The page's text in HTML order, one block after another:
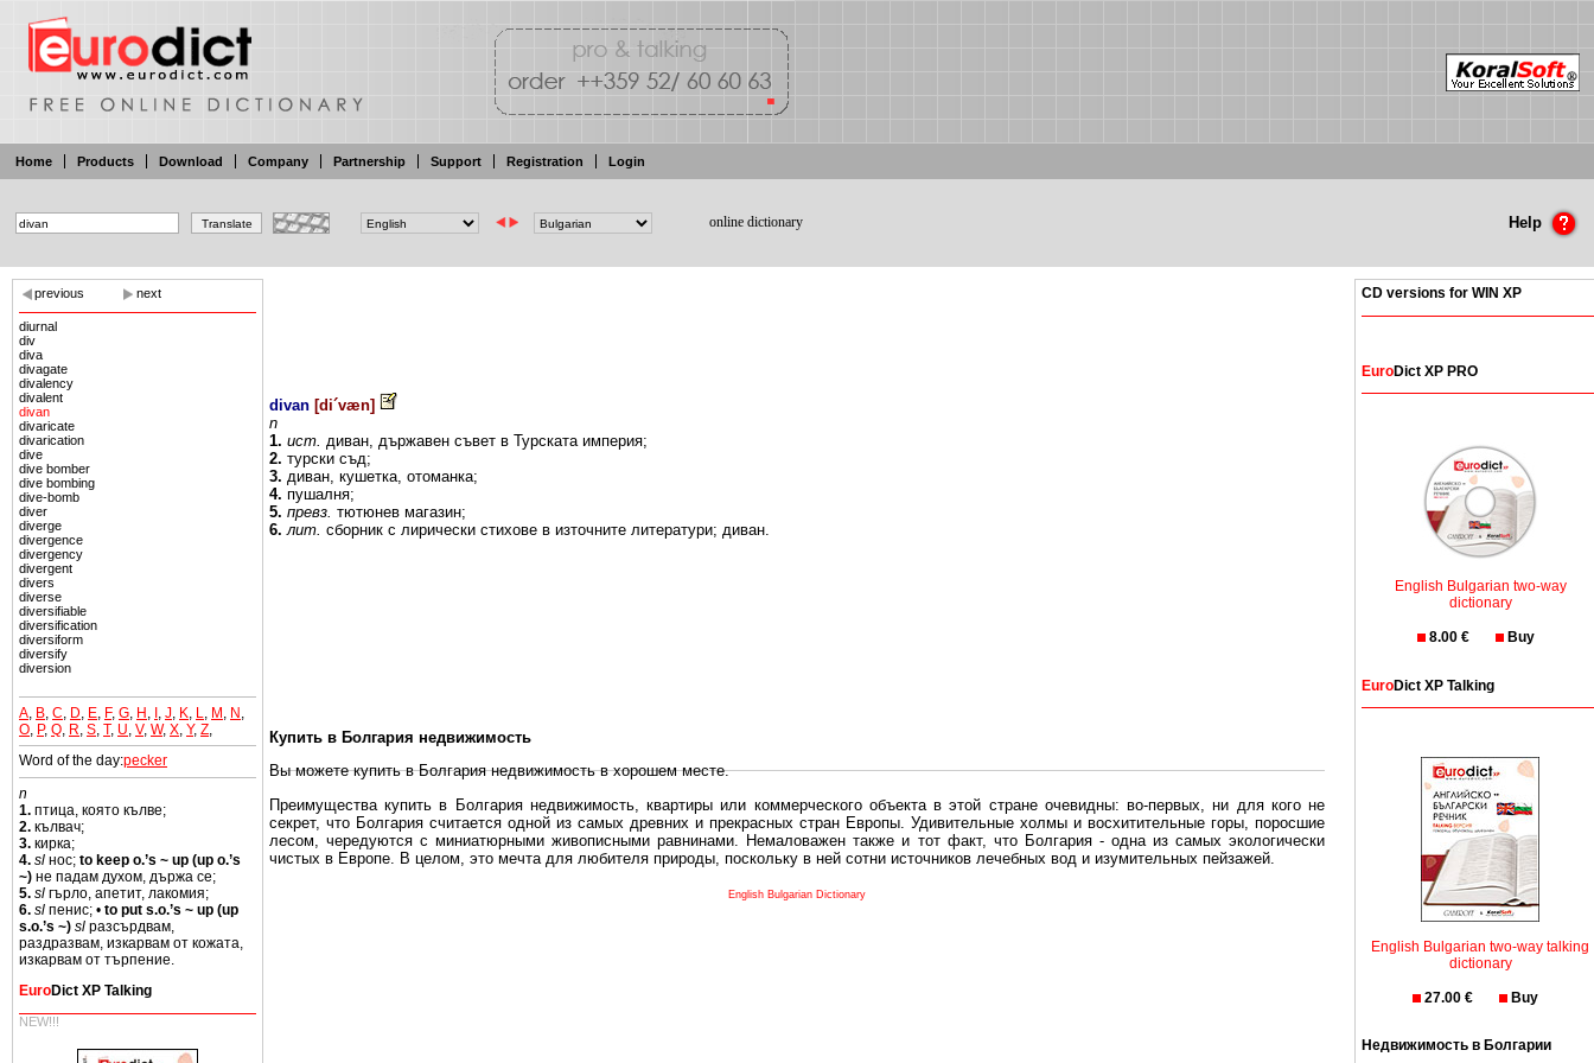
Home Products Download Company Partnership Support Registration Login
online dictionary Help
previous next
diurnal
div
diva
divagate
divalency
divalent
divan
divaricate
divarication
dive
dive bomber
dive bombing
dive-bomb
diver
diverge
divergence
divergency
divergent
divers
diverse
diversifiable
diversification
diversiform
diversify
diversion
A B C D E F, G H I J K L M N
O P, Q R S T, U V, W, X Y, Z
Word of the day:pecker
n
1. птица, която кълве;
2. кълвач;
3. кирка;
4. sl нос; to keep o.’s ~ up (up o.’s
~) не падам духом, държа се;
5. sl гърло, апетит, лакомия;
6. sl пенис; • to put s.o.’s ~ up (up
s.o.’s ~) sl разсърдвам,
раздразвам, изкарвам от кожата,
изкарвам от търпение.
EuroDict XP Talking
NEW!!!
divan [di´væn]
n
1. ист. диван, държавен съвет в Турската империя;
2. турски съд;
3. диван, кушетка, отоманка;
4. пушалня;
5. превз. тютюнев магазин;
6. лит. сборник с лирически стихове в източните литератури; диван.
Купить в Болгария недвижимость
Вы можете купить в Болгария недвижимость в хорошем месте.
Преимущества купить в Болгария недвижимость, квартиры или коммерческого объекта в этой стране очевидны: во-первых, ни для кого не
секрет, что Болгария считается одной из самых древних и прекрасных стран Европы. Удивительные холмы и восхитительные горы, поросшие
лесом, чередуются с миниатюрными живописными равнинами. Немаловажен также и тот факт, что Болгария - одна из самых экологически
чистых в Европе. В целом, это мечта для любителя природы, поскольку в ней сотни источников лечебных вод и изумительных пейзажей.
Еще одно существенное преимущество в плане купить в Болгария недвижимость заключено в том, что Болгария безопасная страна - в ней
English Bulgarian Dictionary
CD versions for WIN XP
EuroDict XP PRO
English Bulgarian two-way
dictionary
8.00 € Buy
EuroDict XP Talking
English Bulgarian two-way talking
dictionary
27.00 € Buy
Недвижимость в Болгарии